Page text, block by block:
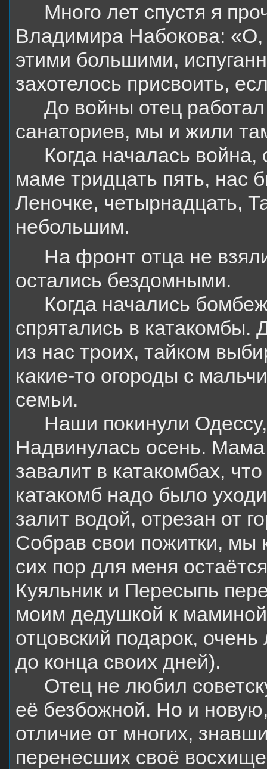
Много лет спустя я
Владимира Набокова: «О,
этими большими,
захотелось присвоить,
До войны отец
санаториев, мы и жили
Когда началась война,
маме тридцать пять, нас
Леночке, четырнадцать,
небольшим.
На фронт отца не
остались бездомными.
Когда начались
спрятались в катакомбы.
из нас троих, тайком
какие-то огороды с
семьи.
Наши покинули
Надвинулась осень.
завалит в катакомбах,
катакомб надо было
залит водой, отрезан от
Собрав свои пожитки, мы
сих пор для меня
Куяльник и Пересыпь
моим дедушкой к
отцовский подарок,
до конца своих дней).
Отец не любил
её безбожной. Но и
отличие от многих,
перенесших своё